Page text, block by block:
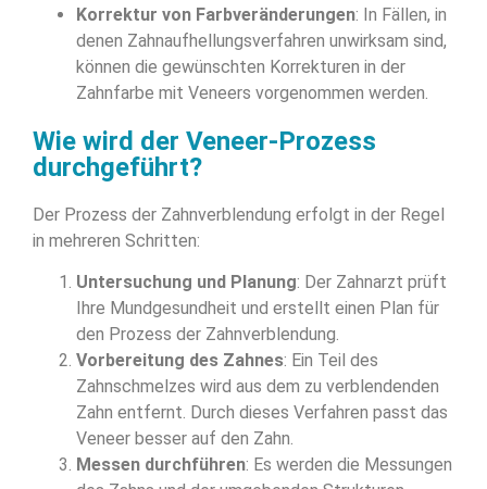
Korrektur von Farbveränderungen: In Fällen, in
denen Zahnaufhellungsverfahren unwirksam sind,
können die gewünschten Korrekturen in der
Zahnfarbe mit Veneers vorgenommen werden.
Wie wird der Veneer-Prozess
durchgeführt?
Der Prozess der Zahnverblendung erfolgt in der Regel
in mehreren Schritten:
Untersuchung und Planung: Der Zahnarzt prüft
Ihre Mundgesundheit und erstellt einen Plan für
den Prozess der Zahnverblendung.
Vorbereitung des Zahnes: Ein Teil des
Zahnschmelzes wird aus dem zu verblendenden
Zahn entfernt. Durch dieses Verfahren passt das
Veneer besser auf den Zahn.
Messen durchführen: Es werden die Messungen